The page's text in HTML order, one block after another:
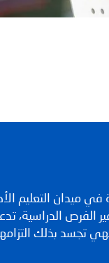
في ميدان التعليم
الفرص الدراسية،
بذلك التزامها